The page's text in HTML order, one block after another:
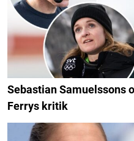
Sebastian Samuelssons
Ferrys kritik